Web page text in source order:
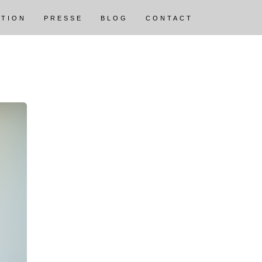
PRESSE BLOG CONTACT